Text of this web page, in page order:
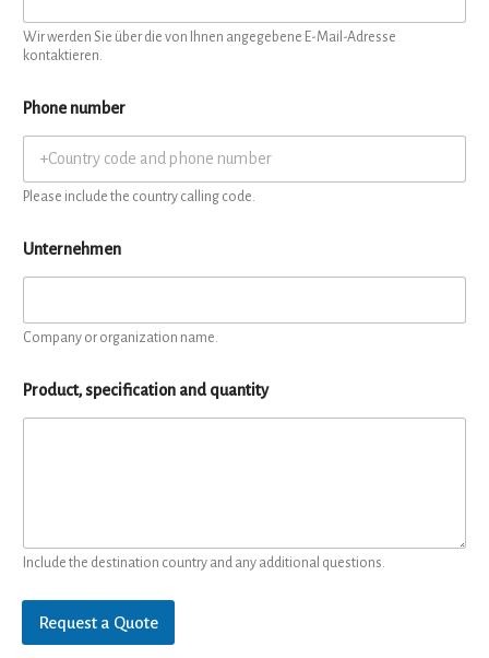
Wir werden Sie über die von Ihnen angegebene E-Mail-Adresse
kontaktieren.
Phone number
Please include the country calling code.
Unternehmen
Company or organization name.
Product, specification and quantity
Include the destination country and any additional questions.
Request a Quote